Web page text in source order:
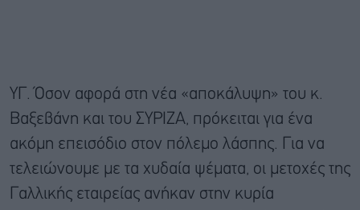
ΥΓ. Όσον αφορά στη νέα «αποκάλυψη» του κ.
Βαξεβάνη και του ΣΥΡΙΖΑ, πρόκειται για ένα
ακόμη επεισόδιο στον πόλεμο λάσπης. Για να
τελειώνουμε με τα χυδαία ψέματα, οι μετοχές της
Γαλλικής εταιρείας ανήκαν στην κυρία